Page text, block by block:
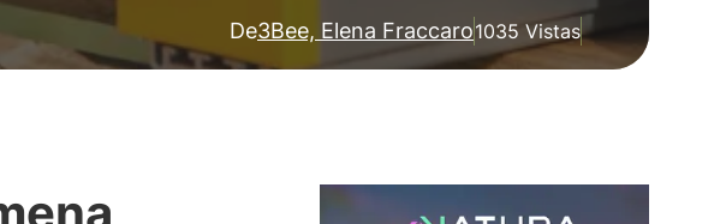
De3Bee, Elena Fraccaro1035 Vistas